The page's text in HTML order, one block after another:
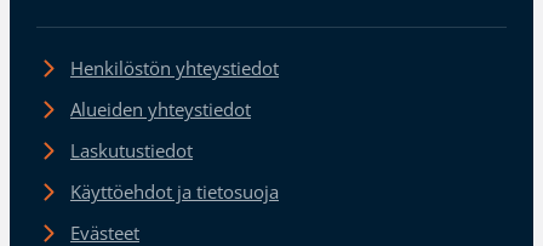
Henkilöstön yhteystiedot
Alueiden yhteystiedot
Laskutustiedot
Käyttöehdot ja tietosuoja
Evästeet